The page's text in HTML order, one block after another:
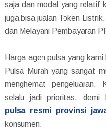
saja dan modal yang relatif
juga bisa jualan Token
dan Melayani Pembayaran
Harga agen pulsa yang
Pulsa Murah yang sangat
menghemat pengeluaran.
selalu jadi prioritas, demi
pulsa resmi provinsi
konsumen.